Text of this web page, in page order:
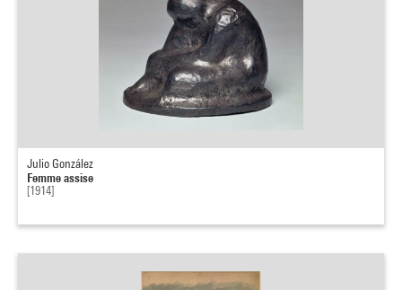
Julio González
Femme assise
[1914]